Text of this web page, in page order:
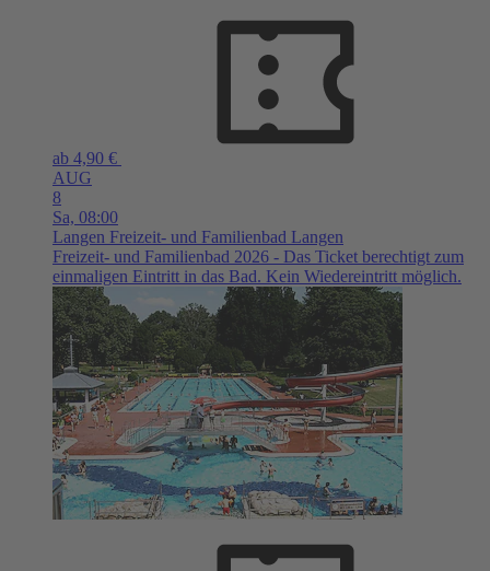
ab 4,90 €
AUG
8
Sa, 08:00
Langen Freizeit- und Familienbad Langen
Freizeit- und Familienbad 2026 - Das Ticket berechtigt zum
einmaligen Eintritt in das Bad. Kein Wiedereintritt möglich.